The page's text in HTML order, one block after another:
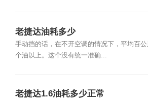
老捷达油耗多少
手动挡的话，在不开空调的情况下，平均百公
个油以上。这个没有统一准确...
老捷达1.6油耗多少正常